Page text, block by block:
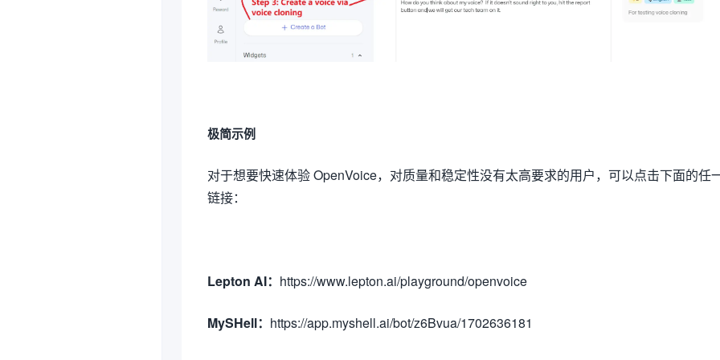
极简示例
对于想要快速体验 OpenVoice，对质量和稳定性没有太高要求的用户，可以点击下面的任
链接：
Lepton AI： https://www.lepton.ai/playground/openvoice
MySHell： https://app.myshell.ai/bot/z6Bvua/1702636181